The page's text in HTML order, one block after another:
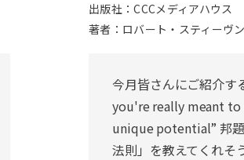
出版社：CCCメディアハウス
著者：ロバート・スティーヴ
今月皆さんにご紹介す
you're really meant to
unique potential” 邦
法則」を教えてくれ